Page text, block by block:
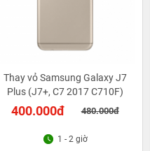
Thay vỏ Samsung Galaxy J7
Plus (J7+, C7 2017 C710F)
400.000đ 480.000đ
1 - 2 giờ